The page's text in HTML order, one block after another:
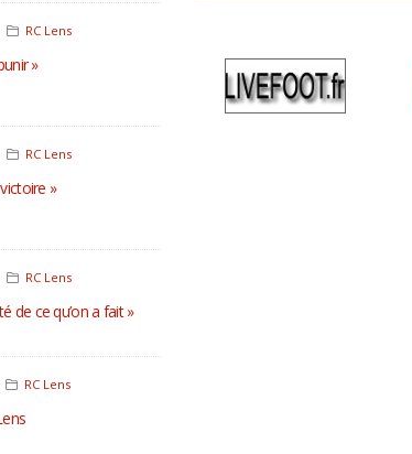
RC Lens
»
RC Lens
»
RC Lens
de ce qu’on a fait »
RC Lens